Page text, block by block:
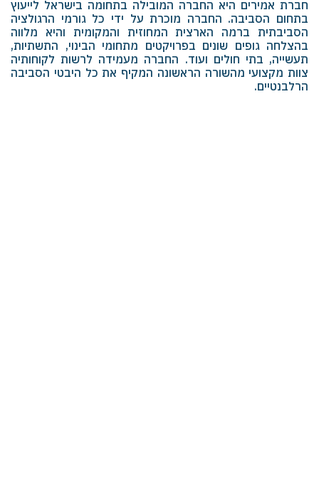
חברת אמירים היא החברה המובילה בתחומה בישראל לייעוץ
בתחום הסביבה. החברה מוכרת על ידי כל גורמי הרגולציה
הסביבתית ברמה הארצית המחוזית והמקומית והיא מלווה
בהצלחה גופים שונים בפרויקטים מתחומי הבינוי, התשתיות,
תעשייה, בתי חולים ועוד. החברה מעמידה לרשות לקוחותיה
צוות מקצועי מהשורה הראשונה המקיף את כל היבטי הסביבה
הרלבנטיים.